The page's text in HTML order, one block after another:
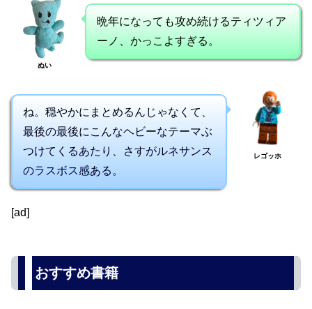
ぬい
晩年になっても攻め続けるティツィア
ーノ、かっこよすぎる。
ね。穏やかにまとめるんじゃなくて、
最後の最後にこんなヘビーなテーマぶ
つけてくるあたり、さすがルネサンス
のラスボス感ある。
レゴッホ
[ad]
おすすめ書籍